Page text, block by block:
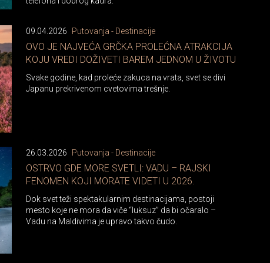
09.04.2026 Putovanja - Destinacije
OVO JE NAJVEĆA GRČKA PROLEĆNA ATRAKCIJA
KOJU VREDI DOŽIVETI BAREM JEDNOM U ŽIVOTU
Svake godine, kad proleće zakuca na vrata, svet se divi
Japanu prekrivenom cvetovima trešnje.
26.03.2026 Putovanja - Destinacije
OSTRVO GDE MORE SVETLI: VADU – RAJSKI
FENOMEN KOJI MORATE VIDETI U 2026.
Dok svet teži spektakularnim destinacijama, postoji
mesto koje ne mora da viče “luksuz” da bi očaralo –
Vadu na Maldivima je upravo takvo čudo.